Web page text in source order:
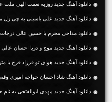
دانلود آهنگ جديد روزبه نعمت الهی
دانلود آهنگ جديد علی یاسینی به چی زل میزنی با 2 کیفیت
دانلود مداحی محرم یا حسین عالی
دانلود آهنگ جديد موج و دریا احسان
دانلود آهنگ جديد هوای تو فرزاد فرخ با
دانلود آهنگ شاد احسان خواجه امیری وقتی
دانلود آهنگ جديد مهدی ابوالفتحی به نام